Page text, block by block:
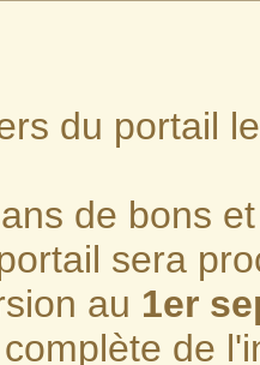
du portail
de bons
sera
au 1er
de